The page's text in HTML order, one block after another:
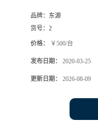
品牌： 东源
货号： 2
价格： ￥500/台
发布日期： 2020-03-25
更新日期： 2026-08-09